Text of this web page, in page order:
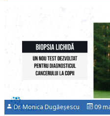
Dr. Monica Dugăeșescu 09